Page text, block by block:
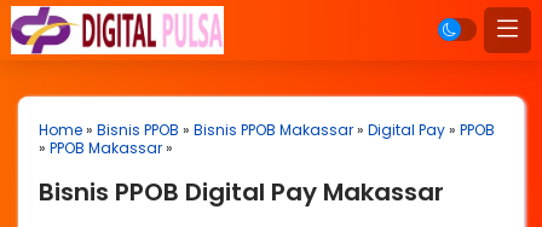
Home» Bisnis PPOB » Bisnis PPOB Makassar» Digital Pay» PPOB
» PPOB Makassar»
Bisnis PPOB Digital Pay Makassar